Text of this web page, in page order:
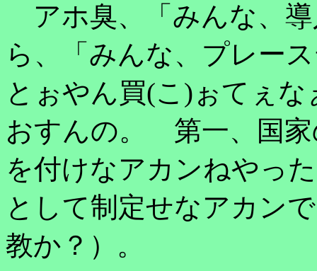
アホ臭、「みんな、
ら、「みんな、プレー
とぉやん買(こ)ぉてぇ
おすんの。 第一、国家
を付けなアカンねやっ
として制定せなアカン
教か？）。